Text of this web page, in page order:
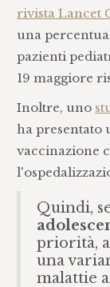
rivista Lancet
una
pazienti
19 maggiore
Inoltre, uno
ha presentato
vaccinazione
Quindi,
priorità,
una
malattie